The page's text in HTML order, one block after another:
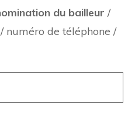
du bailleur /
numéro de téléphone /